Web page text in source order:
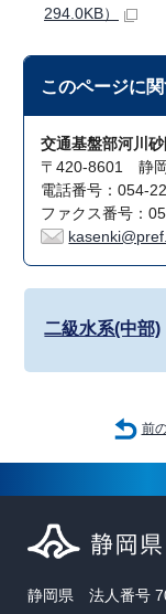
294.0KB）
このページに
交通基盤部河川
〒420-8601 静
電話番号：054-
ファクス番号：
二級水系(中部)
前
静岡県 法人番号